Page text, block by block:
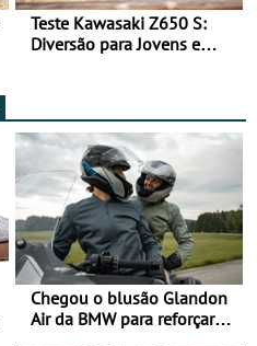
Teste Kawasaki Z650 S:
Diversão para Jovens e
Chegou o blusão Glandon
Air da BMW para reforçar